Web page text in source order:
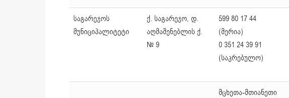
საგარეჯოს
მუნიციპალიტეტი
ქ. საგარეჯო, დ.
აღმაშენებლის ქ.
№ 9
599 80 17 44
(მერია)
0 351 24 39 91
(საკრებულო)
მცხეთა-მთიანეთი